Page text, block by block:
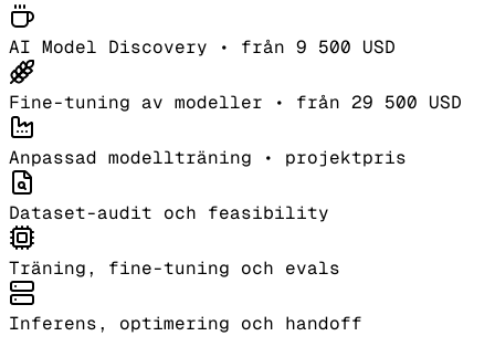
AI Model Discovery • från 9 500 USD
Fine-tuning av modeller • från 29 500 USD
Anpassad modellträning • projektpris
Dataset-audit och feasibility
Träning, fine-tuning och evals
Inferens, optimering och handoff